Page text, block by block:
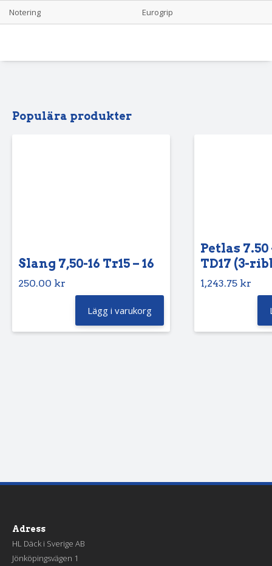
Notering Eurogrip
Populära produkter
Slang 7,50-16 Tr15 – 16
250.00 kr
Lägg i varukorg
Petlas 7.50
TD17 (3-
1,243.75 kr
Adress
HL Däck i Sverige AB
Jönköpingsvägen 1